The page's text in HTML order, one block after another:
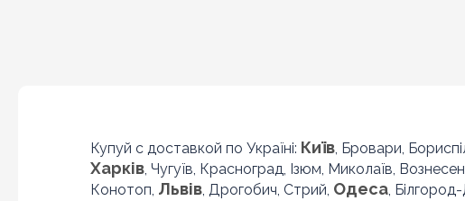
Купуй с доставкой по Україні: Київ, Бровари,
Харків, Чугуїв, Красноград, Ізюм, Миколаїв,
Конотоп, Львів, Дрогобич, Стрий, Одеса,